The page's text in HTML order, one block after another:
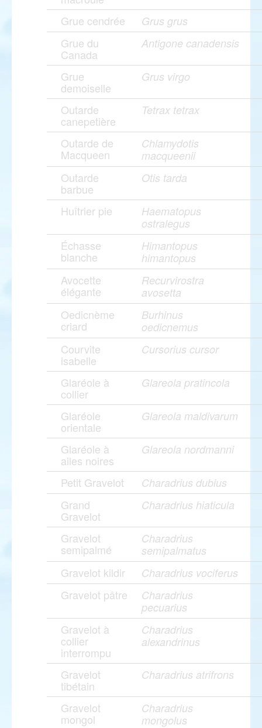
Grue cendrée
Grus grus
Grue du
Canada
Antigone canadensis
Grue
demoiselle
Grus virgo
Outarde
canepetière
Tetrax tetrax
Outarde de
Macqueen
Chlamydotis
macqueenii
Outarde
barbue
Otis tarda
Huîtrier pie
Haematopus
ostralegus
Échasse
blanche
Himantopus
himantopus
Avocette
élégante
Recurvirostra
avosetta
Oedicnème
criard
Burhinus
oedicnemus
Courvite
isabelle
Cursorius cursor
Glaréole à
collier
Glareola pratincola
Glaréole
orientale
Glareola maldivarum
Glaréole à
ailes noires
Glareola nordmanni
Petit Gravelot Charadrius dubius
Grand
Gravelot
Charadrius hiaticula
Gravelot
semipalmé
Charadrius
semipalmatus
Gravelot kildir Charadrius vociferus
Gravelot pâtre
Charadrius
pecuarius
Gravelot à
collier
interrompu
Charadrius
alexandrinus
Gravelot
tibétain
Charadrius atrifrons
Gravelot
mongol
Charadrius
mongolus